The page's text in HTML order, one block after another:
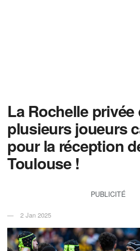
La Rochelle privée
plusieurs joueurs
pour la réception
Toulouse !
PUBLICITÉ
2 Jan 2025